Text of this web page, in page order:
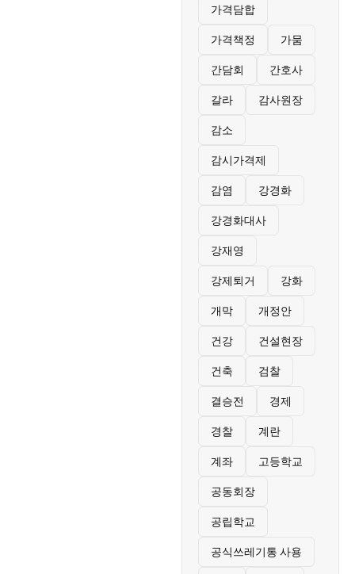
가격담합
가격책정 가뭄
간담회 간호사
갈라 감사원장
감소
감시가격제
감염 강경화
강경화대사
강재영
강제퇴거 강화
개막 개정안
건강 건설현장
건축 검찰
결승전 경제
경찰 계란
계좌 고등학교
공동회장
공립학교
공식쓰레기통 사용